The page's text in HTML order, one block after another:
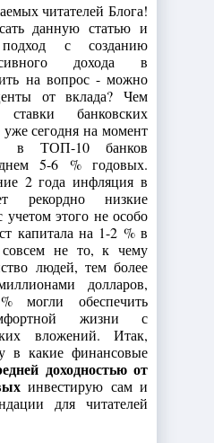
читателей Блога!
данную статью и
с созданию
дохода в
на вопрос - можно
от вклада? Чем
банковских
уже сегодня на момент
в ТОП-10 банков
5-6 % годовых.
2 года инфляция в
рекордно низкие
учетом этого не особо
капитала на 1-2 % в
не то, к чему
людей, тем более
долларов,
могли обеспечить
жизни с
вложений. Итак,
в какие финансовые
доходностью от
инвестирую сам и
для читателей